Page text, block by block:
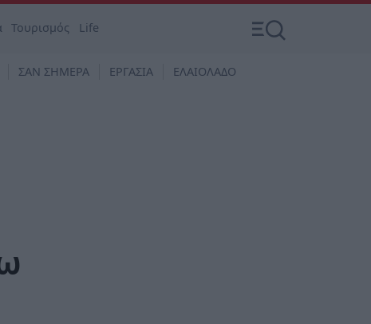
Τουρισμός Life
ΣΑΝ ΣΗΜΕΡΑ ΕΡΓΑΣΙΑ ΕΛΑΙΟΛΑΔΟ